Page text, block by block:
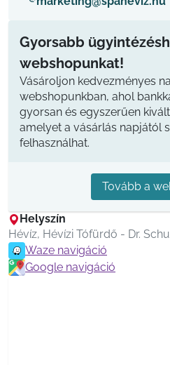
Gyorsabb
webshopunkat!
Vásároljon kedvezményes
webshopunkban, ahol
gyorsan és egyszerűen
amelyet a vásárlás napjától
felhasználhat.
Tovább a
Helyszín
Hévíz, Hévízi Tófürdő - Dr.
Waze navigáció
Google navigáció